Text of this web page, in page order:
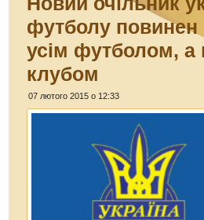
футболу повинен
усім футболом, а
клубом
07 лютого 2015 о 12:33